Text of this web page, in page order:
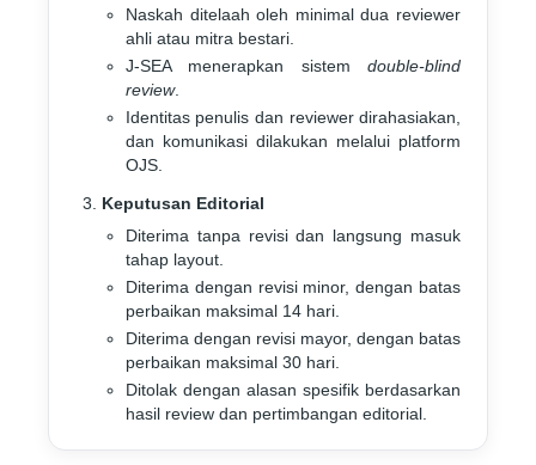
Naskah ditelaah oleh minimal dua reviewer
ahli atau mitra bestari.
J-SEA menerapkan sistemdouble-blind
review.
Identitas penulis dan reviewer dirahasiakan,
dan komunikasi dilakukan melalui platform
OJS.
Keputusan Editorial
Diterima tanpa revisi dan langsung masuk
tahap layout.
Diterima dengan revisi minor, dengan batas
perbaikan maksimal 14 hari.
Diterima dengan revisi mayor, dengan batas
perbaikan maksimal 30 hari.
Ditolak dengan alasan spesifik berdasarkan
hasil review dan pertimbangan editorial.